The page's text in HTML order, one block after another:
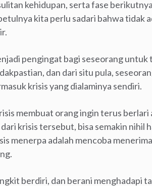
kehidupan, serta fase
kita perlu sadari bahwa tidak
pengingat bagi seseorang
dan dari situ pula,
krisis yang dialaminya sendiri.
membuat orang ingin terus berlari
krisis tersebut, bisa semakin nihil
menerpa adalah mencoba
berdiri, dan berani menghadapi